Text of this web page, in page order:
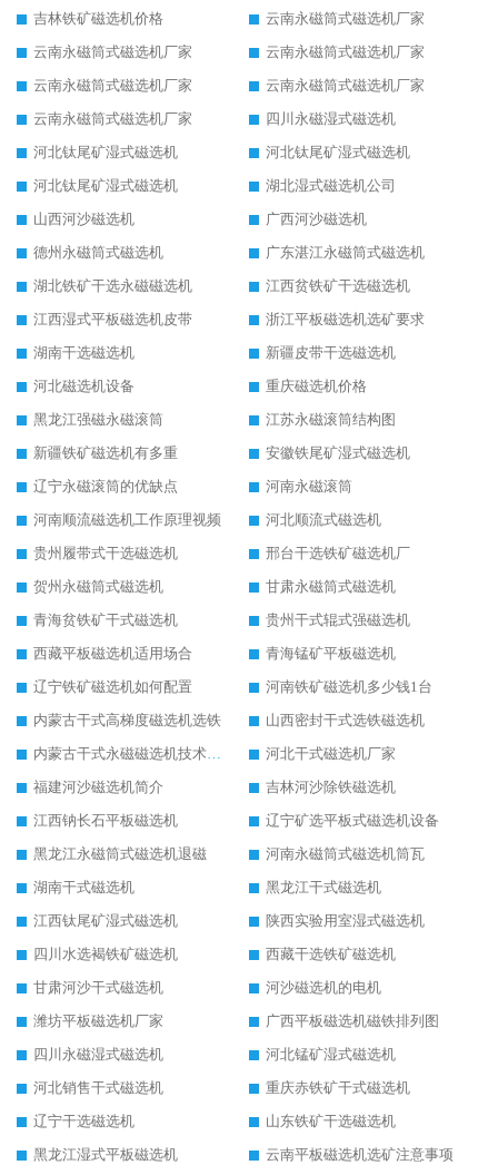
吉林铁矿磁选机价格
云南永磁筒式磁选机厂家
云南永磁筒式磁选机厂家
云南永磁筒式磁选机厂家
云南永磁筒式磁选机厂家
云南永磁筒式磁选机厂家
云南永磁筒式磁选机厂家
四川永磁湿式磁选机
河北钛尾矿湿式磁选机
河北钛尾矿湿式磁选机
河北钛尾矿湿式磁选机
湖北湿式磁选机公司
山西河沙磁选机
广西河沙磁选机
德州永磁筒式磁选机
广东湛江永磁筒式磁选机
湖北铁矿干选永磁磁选机
江西贫铁矿干选磁选机
江西湿式平板磁选机皮带
浙江平板磁选机选矿要求
湖南干选磁选机
新疆皮带干选磁选机
河北磁选机设备
重庆磁选机价格
黑龙江强磁永磁滚筒
江苏永磁滚筒结构图
新疆铁矿磁选机有多重
安徽铁尾矿湿式磁选机
辽宁永磁滚筒的优缺点
河南永磁滚筒
河南顺流磁选机工作原理视频
河北顺流式磁选机
贵州履带式干选磁选机
邢台干选铁矿磁选机厂
贺州永磁筒式磁选机
甘肃永磁筒式磁选机
青海贫铁矿干式磁选机
贵州干式辊式强磁选机
西藏平板磁选机适用场合
青海锰矿平板磁选机
辽宁铁矿磁选机如何配置
河南铁矿磁选机多少钱1台
内蒙古干式高梯度磁选机选铁
山西密封干式选铁磁选机
内蒙古干式永磁磁选机技术要求
河北干式磁选机厂家
福建河沙磁选机简介
吉林河沙除铁磁选机
江西钠长石平板磁选机
辽宁矿选平板式磁选机设备
黑龙江永磁筒式磁选机退磁
河南永磁筒式磁选机筒瓦
湖南干式磁选机
黑龙江干式磁选机
江西钛尾矿湿式磁选机
陕西实验用室湿式磁选机
四川水选褐铁矿磁选机
西藏干选铁矿磁选机
甘肃河沙干式磁选机
河沙磁选机的电机
潍坊平板磁选机厂家
广西平板磁选机磁铁排列图
四川永磁湿式磁选机
河北锰矿湿式磁选机
河北销售干式磁选机
重庆赤铁矿干式磁选机
辽宁干选磁选机
山东铁矿干选磁选机
黑龙江湿式平板磁选机
云南平板磁选机选矿注意事项